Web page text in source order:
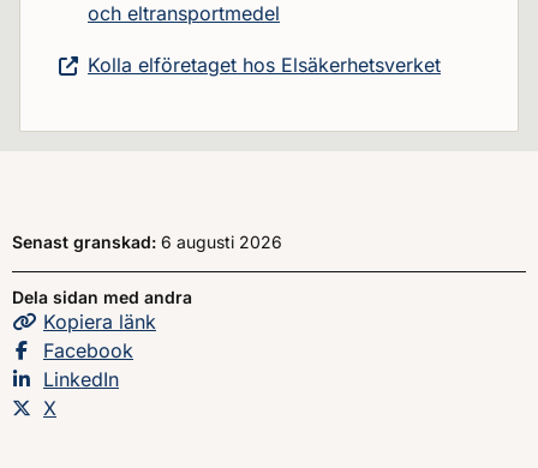
och eltransportmedel
Kolla elföretaget hos Elsäkerhetsverket
Senast granskad: 6 augusti 2026
Dela sidan med andra
Kopiera sidans
länk
Dela sidan på
Facebook
Dela sidan på
LinkedIn
Dela sidan på
X